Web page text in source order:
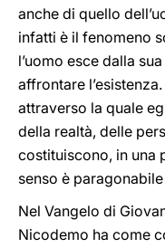
anche di quello
infatti è il fenomeno
l’uomo esce dalla
affrontare
attraverso la quale
della realtà, delle
costituiscono, in una
senso è
Nel Vangelo di
Nicodemo ha come